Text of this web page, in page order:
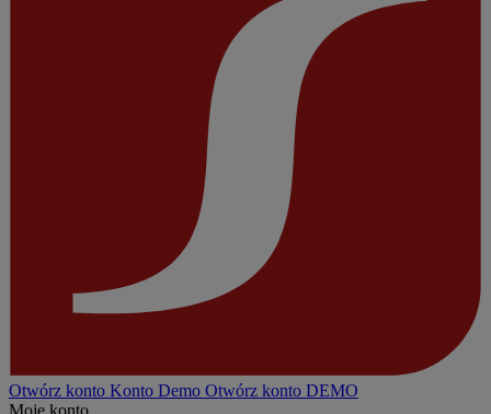
Otwórz konto Konto Demo Otwórz konto DEMO
Moje konto